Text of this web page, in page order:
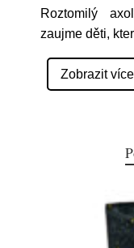
Roztomilý
zaujme děti,
Zobrazit více